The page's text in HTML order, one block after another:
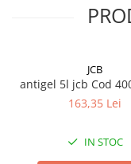
JCB
antigel 5l jcb Cod
163,35 Lei
IN STOC